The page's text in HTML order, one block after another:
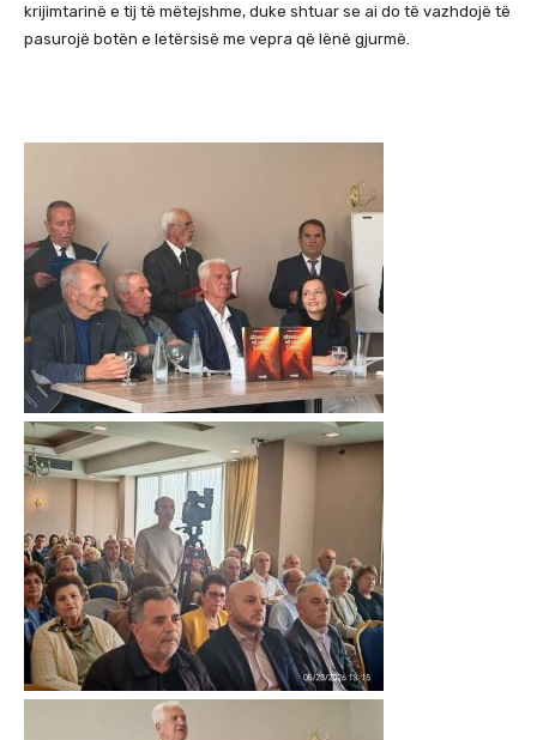
krijimtarinë e tij të mëtejshme, duke shtuar se ai do të vazhdojë të
pasurojë botën e letërsisë me vepra që lënë gjurmë.